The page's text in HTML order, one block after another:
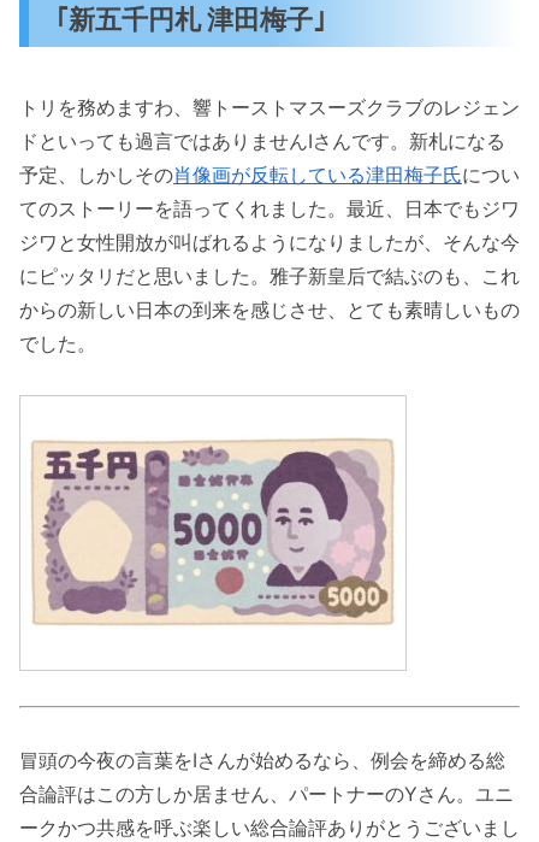
｢新五千円札 津田梅子｣
トリを務めますわ、響トーストマスーズクラブのレジェン
ドといっても過言ではありませんIさんです。新札になる
予定、しかしその肖像画が反転している津田梅子氏につい
てのストーリーを語ってくれました。最近、日本でもジワ
ジワと女性開放が叫ばれるようになりましたが、そんな今
にピッタリだと思いました。雅子新皇后で結ぶのも、これ
からの新しい日本の到来を感じさせ、とても素晴しいもの
でした。
冒頭の今夜の言葉をIさんが始めるなら、例会を締める総
合論評はこの方しか居ません、パートナーのYさん。ユニ
ークかつ共感を呼ぶ楽しい総合論評ありがとうございまし